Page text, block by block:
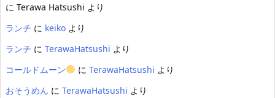
に Terawa Hatsushi より
ランチ に keiko より
ランチ に TerawaHatsushi より
コールドムーン
に TerawaHatsushi より
おそうめん に TerawaHatsushi より